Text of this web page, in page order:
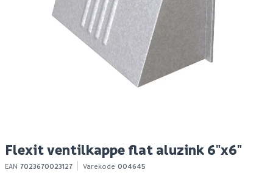
200
Klikk & Hent
Flexit ventilkappe flat aluzink 6"x6"
EAN 7023670023127 Varekode 004645